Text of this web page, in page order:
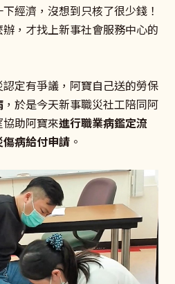
經濟，沒想到只核了很少錢！
，才找上新事社會服務中心的
定有爭議，阿寶自己送的勞保
，於是今天新事職災社工陪同阿
助阿寶來進行職業病鑑定流
病給付申請 。